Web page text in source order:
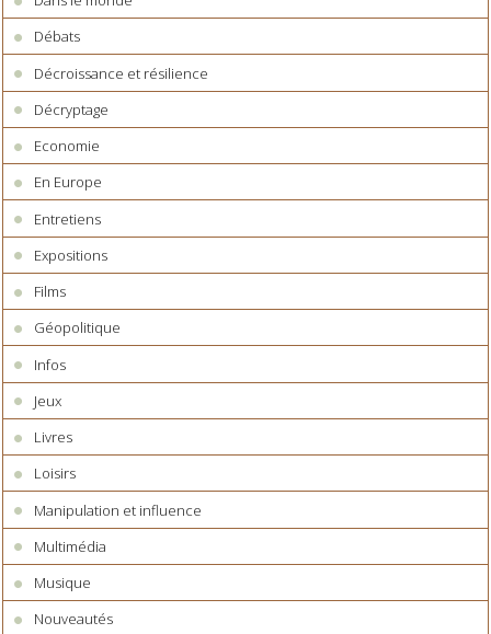
Débats
Décroissance et résilience
Décryptage
Economie
En Europe
Entretiens
Expositions
Films
Géopolitique
Infos
Jeux
Livres
Loisirs
Manipulation et influence
Multimédia
Musique
Nouveautés